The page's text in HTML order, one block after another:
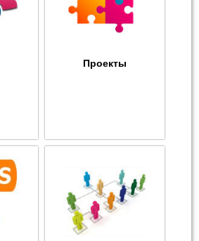
Проекты